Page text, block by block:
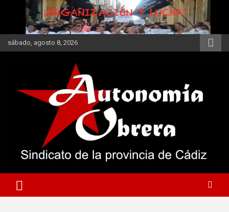
contenido
sábado, agosto 8, 2026
Secciones Sindicales